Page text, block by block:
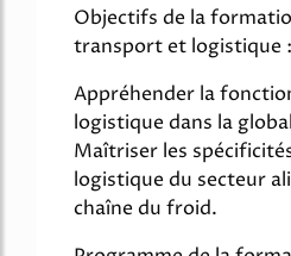
Objectifs de la
transport et logistique :
Appréhender la
logistique dans la
Maîtriser les
logistique du secteur
chaîne du froid.